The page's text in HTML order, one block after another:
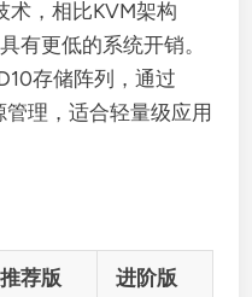
术，相比KVM架构
有更低的系统开销。
存储阵列，通过
理，适合轻量级应用
推荐版 进阶版